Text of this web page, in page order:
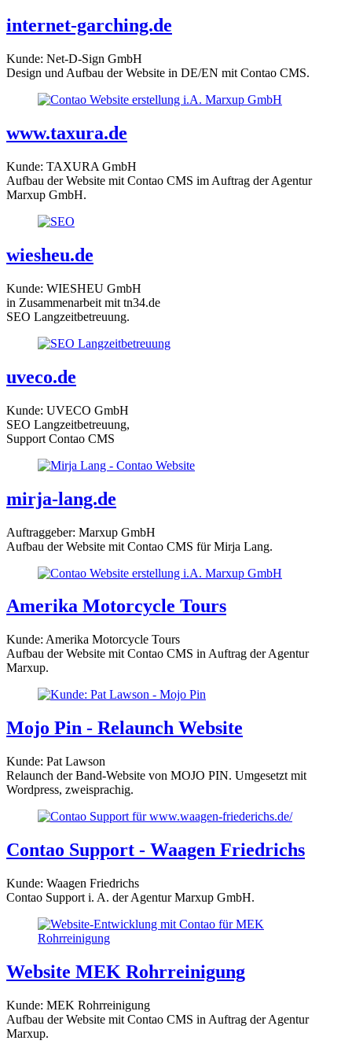
internet-garching.de
Kunde: Net-D-Sign GmbH
Design und Aufbau der Website in DE/EN mit Contao CMS.
www.taxura.de
Kunde: TAXURA GmbH
Aufbau der Website mit Contao CMS im Auftrag der Agentur
Marxup GmbH.
wiesheu.de
Kunde: WIESHEU GmbH
in Zusammenarbeit mit tn34.de
SEO Langzeitbetreuung.
uveco.de
Kunde: UVECO GmbH
SEO Langzeitbetreuung,
Support Contao CMS
mirja-lang.de
Auftraggeber: Marxup GmbH
Aufbau der Website mit Contao CMS für Mirja Lang.
Amerika Motorcycle Tours
Kunde: Amerika Motorcycle Tours
Aufbau der Website mit Contao CMS in Auftrag der Agentur
Marxup.
Mojo Pin - Relaunch Website
Kunde: Pat Lawson
Relaunch der Band-Website von MOJO PIN. Umgesetzt mit
Wordpress, zweisprachig.
Contao Support - Waagen Friedrichs
Kunde: Waagen Friedrichs
Contao Support i. A. der Agentur Marxup GmbH.
Website MEK Rohrreinigung
Kunde: MEK Rohrreinigung
Aufbau der Website mit Contao CMS in Auftrag der Agentur
Marxup.